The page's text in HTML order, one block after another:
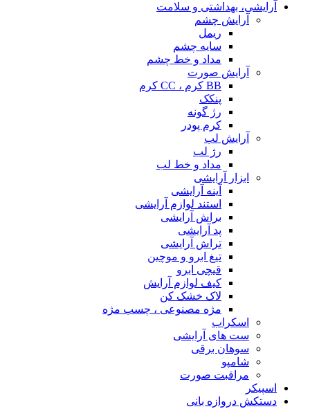
آرایشی، بهداشتی و سلامت
آرایش چشم
ریمل
سایه چشم
مداد و خط چشم
آرایش صورت
BB کرم ، CC کرم
پنکک
رژ گونه
کرم پودر
آرایش لب
رژ لب
مداد و خط لب
ابزار آرایشی
آینه آرایشی
استند لوازم آرایشی
براش آرایشی
پد آرایشی
تراش آرایشی
تیغ ابرو و موچین
قیچی ابرو
کیف لوازم آرایش
لاک خشک کن
مژه مصنوعی ، چسب مژه
اسکراب
ست های آرایشی
سوهان برقی
شامپو
مراقبت صورت
اسپیکر
دستکش دروازه بانی